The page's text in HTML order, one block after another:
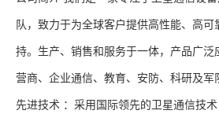
队，致力于为全球客户提供高性能、高可
持。生产、销售和服务于一体，产品广
营商、企业通信、教育、安防、科研及军
先进技术 ：采用国际领先的卫星通信技